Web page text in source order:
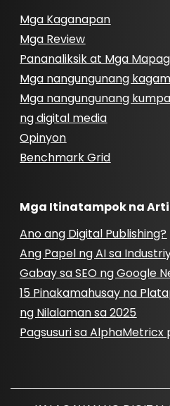
Mga Kaganapan
Mga Review
Pananaliksik at Mga
Mga nangungunang
Mga nangungunang
ng digital media
Opinyon
Benchmark Grid
Mga Itinatampok na
Ano ang Digital Publishing?
Ang Papel ng AI sa
Gabay sa SEO ng Google
15 Pinakamahusay na
ng Nilalaman sa 2025
Pagsusuri sa AlphaMetricx